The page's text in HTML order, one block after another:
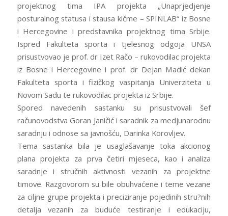
projektnog tima IPA projekta „Unaprjedjenje
posturalnog statusa i stausa kičme – SPINLAB“ iz Bosne
i Hercegovine i predstavnika projektnog tima Srbije.
Ispred Fakulteta sporta i tjelesnog odgoja UNSA
prisustvovao je prof. dr Izet Račo – rukovodilac projekta
iz Bosne i Hercegovine i prof. dr Dejan Madić dekan
Fakulteta sporta i fizičkog vaspitanja Univerziteta u
Novom Sadu te rukovodilac projekta iz Srbije.
Spored navedenih sastanku su prisustvovali šef
računovodstva Goran Janičić i saradnik za medjunarodnu
saradnju i odnose sa javnošću, Darinka Korovljev.
Tema sastanka bila je usaglašavanje toka akcionog
plana projekta za prva četiri mjeseca, kao i analiza
saradnje i stručnih aktivnosti vezanih za projektne
timove. Razgovorom su bile obuhvaćene i teme vezane
za ciljne grupe projekta i preciziranje pojedinih stru?nih
detalja vezanih za buduće testiranje i edukaciju,